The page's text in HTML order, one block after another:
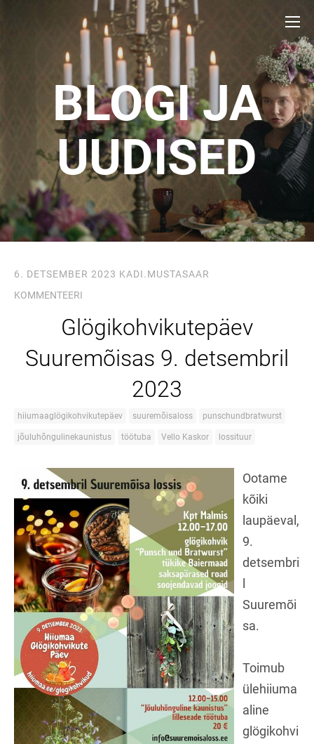
BLOGI JA
UUDISED
6. DETSEMBER 2023 KADI.MUSTASAAR
KOMMENTEERI
Glögikohvikutepäev
Suuremõisas 9. detsembril
2023
hiiumaaglögikohvikutepäev suuremõisaloss punschundbratwurst
jõuluhõngulinekaunistus töötuba Vello Kaskor lossituur
Ootame
kõiki
laupäeval,
9.
detsembri
Suuremõi
sa.
Toimub
ülehiiuma
aline
glögikohvi